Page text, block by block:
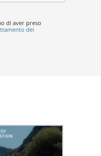
di aver preso
dei